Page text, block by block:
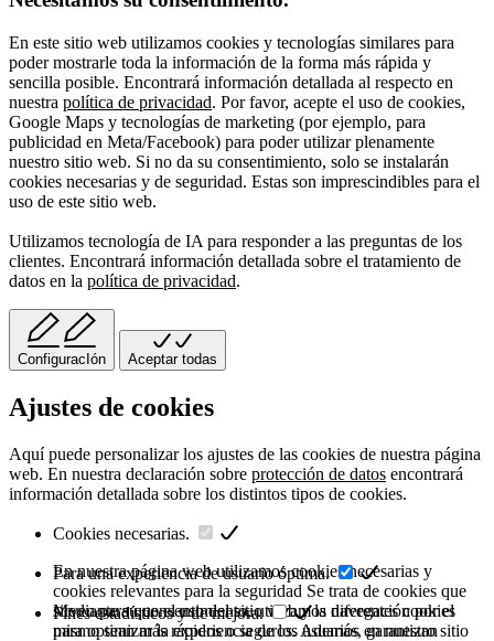
En este sitio web utilizamos cookies y tecnologías similares para
poder mostrarle toda la información de la forma más rápida y
sencilla posible. Encontrará información detallada al respecto en
nuestra política de privacidad. Por favor, acepte el uso de cookies,
Google Maps y tecnologías de marketing (por ejemplo, para
publicidad en Meta/Facebook) para poder utilizar plenamente
nuestro sitio web. Si no da su consentimiento, solo se instalarán
cookies necesarias y de seguridad. Estas son imprescindibles para el
uso de este sitio web.
Utilizamos tecnología de IA para responder a las preguntas de los
clientes. Encontrará información detallada sobre el tratamiento de
datos en la política de privacidad.
ConfiguracIón Aceptar todas
Ajustes de cookies
Aquí puede personalizar los ajustes de las cookies de nuestra página
web. En nuestra declaración sobre protección de datos encontrará
información detallada sobre los distintos tipos de cookies.
Cookies necesarias.
En nuestra página web utilizamos cookies necesarias y
cookies relevantes para la seguridad Se trata de cookies que
sirven para que el uso del sitio web y la navegación por el
mismo sean más rápidos o seguros. Además, garantizan
Para una experiencia de usuario óptima.
Mediante su consentimiento, utilizamos diferentes cookies
para optimizar la experiencia de los usuarios en nuestro sitio
Fines estadísticos y de mejora.